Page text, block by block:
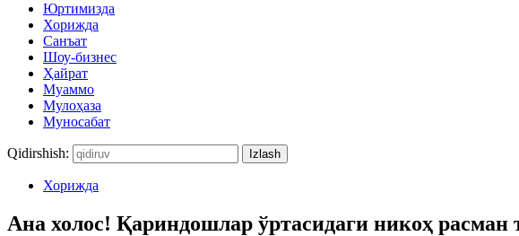
Юртимизда
Хорижда
Санъат
Шоу-бизнес
Ҳайрат
Муаммо
Мулоҳаза
Муносабат
Qidirshish:
Хорижда
Ана холос! Қариндошлар ўртасидаги никоҳ расман